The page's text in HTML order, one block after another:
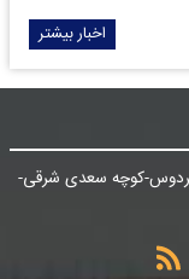
اخبار بیشتر
فردوس-کوچه سعدی شرقی-